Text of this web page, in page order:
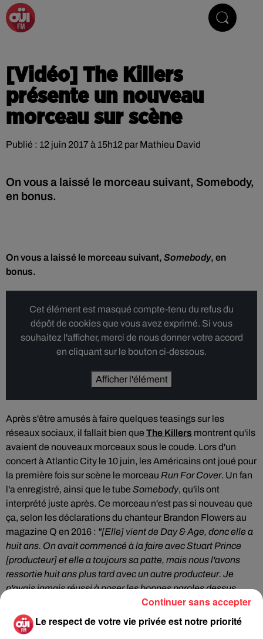
[Vidéo] The Killers
présente un nouveau
morceau sur scène
Publié : 12 juin 2017 à 15h12 par Mathieu David
On vous a laissé le morceau suivant, Somebody,
en bonus.
On vous a laissé le morceau suivant, Somebody, en
bonus.
Cet élément est masqué compte-tenu du refus du
dépôt de cookies que vous avez exprimé. Si vous
souhaitez l'afficher, merci de nous donner votre accord
en cliquant sur le bouton ci-dessous.
Afficher l'élément
Après s'être amusés à faire quelques teasings sur les
réseaux sociaux, il fallait bien que The Killers montrent qu'ils
avaient de nouveaux morceaux sous le coude. Lors d'un
concert à Atlantic City le 10 juin, les Américains ont joué pour
la première fois sur scène le morceau Run For Cover. Un fan
l'a enregistré, ainsi que le tube Somebody, qu'ils ont
interprété juste après. Ce morceau n'est pas si nouveau que
ça, selon les déclarations du chanteur Brandon Flowers au
magazine Q en 2016 : "[Elle] vient de Day & Age, donc elle a
huit ans. On avait commencé à la faire avec Stuart Prince
[producteur] et elle a toujours sa patte, mais nous l'avons
ressortie huit ans plus tard avec un autre producteur. Je
n'avais jamais réussi à poser les bonnes paroles dessus,
mais je pense que cette fois c'est la bonne. On dirait que Run
for Cover va bien marcher sur le disque."
Le 15 juin, The
Killers sortiront
Le respect de votre vie privée est notre priorité
Continuer sans accepter